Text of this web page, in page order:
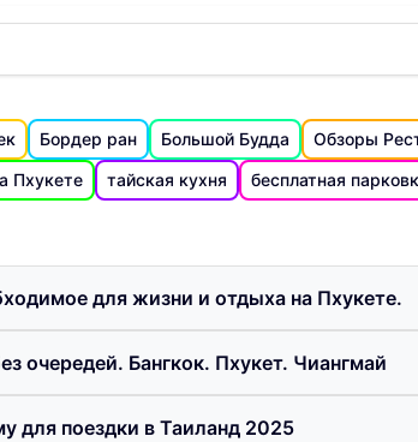
Бордер ран Большой Будда
Обзоры
Пхукете тайская кухня бесплатная
для жизни и отдыха на Пхукете.
очередей. Бангкок. Пхукет. Чиангмай
для поездки в Таиланд 2025